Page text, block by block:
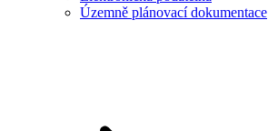
Územně plánovací dokumentace